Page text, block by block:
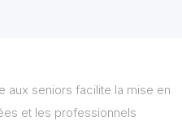
aux seniors facilite la mise en
et les professionnels